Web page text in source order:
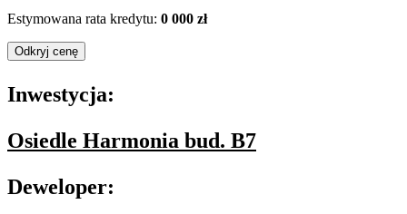
Estymowana rata kredytu: 0 000 zł
Odkryj cenę
Inwestycja:
Osiedle Harmonia bud. B7
Deweloper: